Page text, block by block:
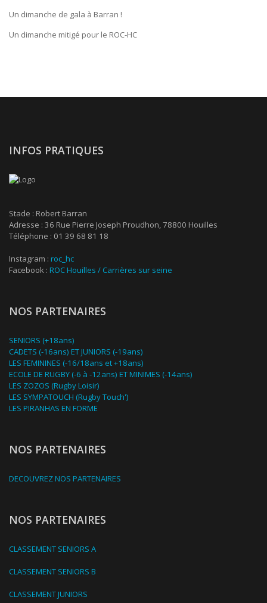
Un dimanche de gala à Barran !
Un dimanche mitigé pour le ROC-HC
INFOS PRATIQUES
Stade : Robert Barran
Adresse : 36 Rue Pierre Joseph Proudhon, 78800 Houilles
Téléphone : 01 39 68 81 18
Instagram : roc_hc
Facebook : ROC Houilles / Carrières sur seine
NOS PARTENAIRES
SENIORS (+18ans)
CADETS (-16ans) ET JUNIORS (-19ans)
LES FEMININES (-16/18ans et +18ans)
ECOLE DE RUGBY (-6 à -12ans) ET MINIMES (-14ans)
LES ZOZOS (Rugby Loisir)
LES SYMPATOUCH (Rugby Touch')
LES PIRANHAS EN FORME
NOS PARTENAIRES
DECOUVREZ NOS PARTENAIRES
NOS PARTENAIRES
CLASSEMENT SENIORS A
CLASSEMENT SENIORS B
CLASSEMENT JUNIORS